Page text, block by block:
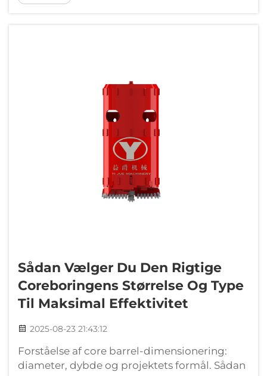
omfatter en hul roterende cylinder udstyret
Sådan Vælger Du Den Rigtige
Coreboringens Størrelse Og Type
Til Maksimal Effektivitet
2025-08-23 21:43:12
Forståelse af core barrel-dimensionering:
diameter, dybde og projektets formål. Sådan